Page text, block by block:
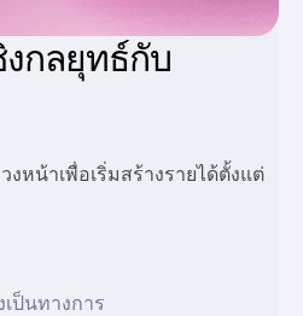
กลยุทธ์กับ
งหน้าเพื่อเริ่มสร้างรายได้ตั้งแต่
ป็นทางการ